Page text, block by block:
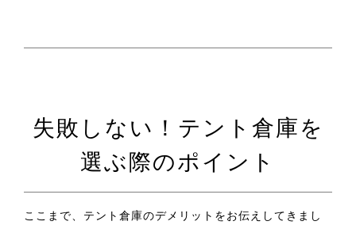
失敗しない！テント倉庫を
選ぶ際のポイント
ここまで、テント倉庫のデメリットをお伝えしてきまし